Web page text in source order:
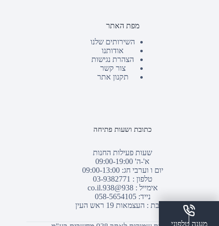
מפת האתר
השירותים שלנו
אודותנו
הצהרת נגישות
צור קשר
תקנון אתר
כתובת ושעות פתיחה
שעות פעילות החנות
א'-ה' 09:00-19:00
יום ו וערבי חג: 09:00-13:00
טלפון : 03-9382771
אימייל :938@938.co.il
נייד: 058-5654105
כתובת : העצמאות 19 ראש העין
מענה טלפוני